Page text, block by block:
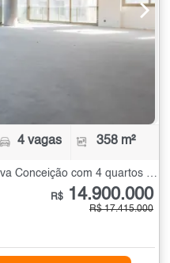
4 vagas 358 m²
Apartamento à Venda na Vila Nova Conceição com 4 quartos - 358 m²
R$ 14.900.000
R$ 17.415.000